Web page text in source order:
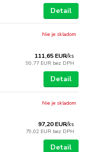
Detail
111,65 EUR/ks
90,77 EUR bez DPH
Nie je skladom
Detail
97,20 EUR/ks
79,02 EUR bez DPH
Nie je skladom
Detail